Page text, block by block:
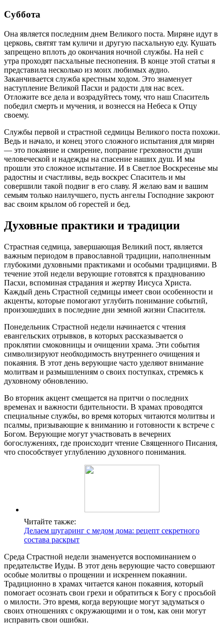
Суббота
Она является последним днем Великого поста. Миряне идут в
церковь, святят там куличи и другую пасхальную еду. Кушать
запрещено вплоть до окончания ночной службы. На ней с
утра проходят пасхальные песнопения. В конце этой статьи я
представила несколько из моих любимых аудио.
Заканчивается служба крестным ходом. Это знаменует
наступление Великой Пасхи и радости для нас всех.
Отложите все дела и возрадуйтесь тому, что наш Спаситель
победил смерть и мучения, и вознесся на Небеса к Отцу
своему.
Службы первой и страстной седмицы Великого поста похожи.
Ведь и начало, и конец этого сложного испытания для мирян
— это покаяние и смирение, попрание греховности души
человеческой и надежды на спасение наших душ. И мы
прошли это сложное испытание. И в Светлое Воскресенье мы
радостны и счастливы, ведь воскрес Спаситель и мы
совершили такой подвиг в его славу. Я желаю вам и вашим
семьям только наилучшего, пусть ангелы Господние закроют
вас своим крылом об горестей и бед.
Духовные практики и традиции
Страстная седмица, завершающая Великий пост, является
важным периодом в православной традиции, наполненным
глубокими духовными практиками и особыми традициями. В
течение этой недели верующие готовятся к празднованию
Пасхи, вспоминая страдания и жертву Иисуса Христа.
Каждый день Страстной седмицы имеет свои особенности и
акценты, которые помогают углубить понимание событий,
произошедших в последние дни земной жизни Спасителя.
Понедельник Страстной недели начинается с чтения
евангельских отрывков, в которых рассказывается о
проклятии смоковницы и очищении храма. Эти события
символизируют необходимость внутреннего очищения и
покаяния. В этот день верующие часто уделяют внимание
молитвам и размышлениям о своих поступках, стремясь к
духовному обновлению.
Во вторник акцент смещается на притчи о последних
временах и важности бдительности. В храмах проводятся
специальные службы, во время которых читаются молитвы и
псалмы, призывающие к вниманию и готовности к встрече с
Богом. Верующие могут участвовать в вечерних
богослужениях, где происходит чтение Священного Писания,
что способствует углублению духовного понимания.
Читайте также:
Делаем шугаринг с медом дома: рецепт секретного
состава раскрыт
Среда Страстной недели знаменуется воспоминанием о
предательстве Иуды. В этот день верующие часто совершают
особые молитвы о прощении и искреннем покаянии.
Традиционно в храмах читается канон покаяния, который
помогает осознать свои грехи и обратиться к Богу с просьбой
о милости. Это время, когда верующие могут задуматься о
своих отношениях с окружающими и о том, как они могут
исправить свои ошибки.